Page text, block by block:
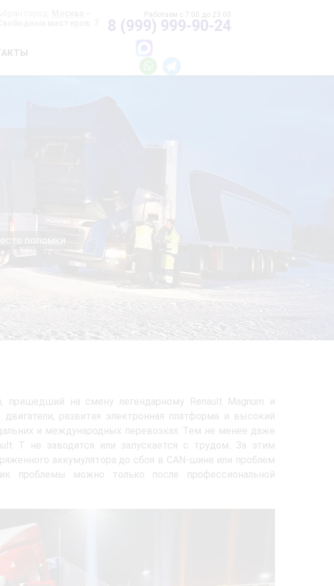
8 (999) 999-90-24
поломки
пришедший на смену легендарному Renault Magnum и
развитая электронная платформа и высокий
и международных перевозках. Тем не менее даже
T не заводится или запускается с трудом. За этим
аккумулятора до сбоя в CAN‑шине или проблем
проблемы можно только после профессиональной